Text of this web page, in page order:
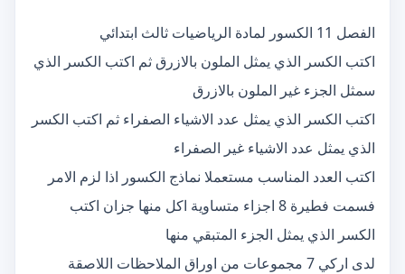
الفصل 11 الكسور لمادة الرياضيات ثالث ابتدائي
اكتب الكسر الذي يمثل الملون بالازرق ثم اكتب الكسر الذي
سمثل الجزء غير الملون بالازرق
اكتب الكسر الذي يمثل عدد الاشياء الصفراء ثم اكتب الكسر
الذي يمثل عدد الاشياء غير الصفراء
اكتب العدد المناسب مستعملا نماذج الكسور اذا لزم الامر
فسمت فطيرة 8 اجزاء متساوية اكل منها جزان اكتب
الكسر الذي يمثل الجزء المتبقي منها
لدى اركي 7 مجموعات من اوراق الملاحظات اللاصقة